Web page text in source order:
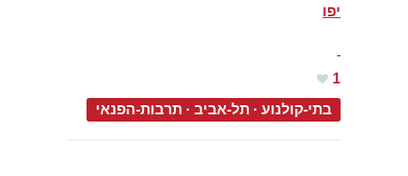
יפו
1
בתי-קולנוע · תל-אביב · תרבות-הפנאי